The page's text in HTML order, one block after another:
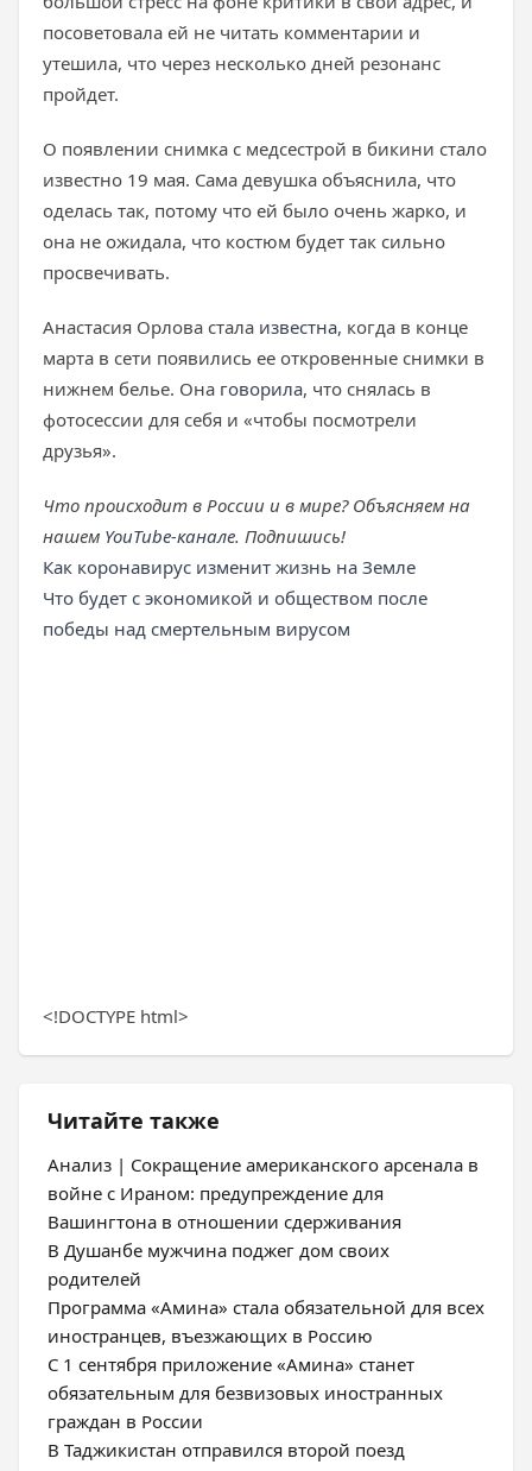
посоветовала ей не читать комментарии и
утешила, что через несколько дней резонанс
пройдет.
О появлении снимка с медсестрой в бикини стало
известно 19 мая. Сама девушка объяснила, что
оделась так, потому что ей было очень жарко, и
она не ожидала, что костюм будет так сильно
просвечивать.
Анастасия Орлова стала известна, когда в конце
марта в сети появились ее откровенные снимки в
нижнем белье. Она говорила, что снялась в
фотосессии для себя и «чтобы посмотрели
друзья».
Что происходит в России и в мире? Объясняем на
нашем YouTube-канале. Подпишись!
Как коронавирус изменит жизнь на Земле
Что будет с экономикой и обществом после
победы над смертельным вирусом
<!DOCTYPE html>
Читайте также
Анализ | Сокращение американского арсенала в
войне с Ираном: предупреждение для
Вашингтона в отношении сдерживания
В Душанбе мужчина поджег дом своих
родителей
Программа «Амина» стала обязательной для всех
иностранцев, въезжающих в Россию
С 1 сентября приложение «Амина» станет
обязательным для безвизовых иностранных
граждан в России
В Таджикистан отправился второй поезд